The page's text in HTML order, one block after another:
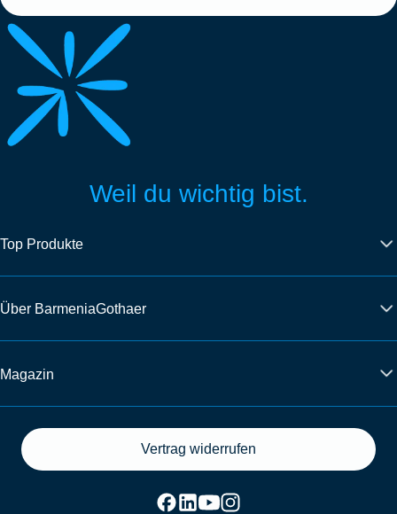
Weil du wichtig bist.
Top Produkte
Über BarmeniaGothaer
Magazin
Vertrag widerrufen